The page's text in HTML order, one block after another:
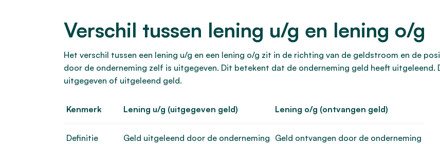
Verschil tussen lening u/g en lening o/g
Het verschil tussen een lening u/g en een lening o/g zit in de richting van de geldstroom en de
door de onderneming zelf is uitgegeven. Dit betekent dat de onderneming geld heeft uitgeleend.
uitgegeven of uitgeleend geld.
Kenmerk Lening u/g (uitgegeven geld) Lening o/g (ontvangen geld)
Definitie Geld uitgeleend door de onderneming Geld ontvangen door de onderneming